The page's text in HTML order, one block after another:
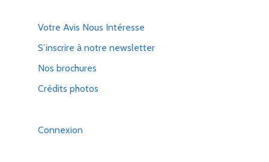
Votre Avis Nous Intéresse
S’inscrire à notre newsletter
Nos brochures
Crédits photos
Connexion